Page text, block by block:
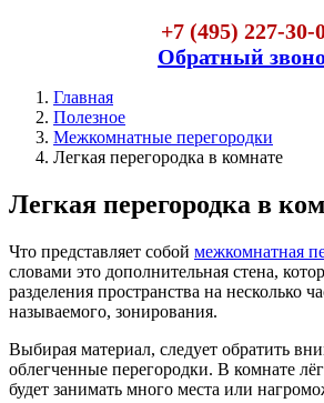
+7 (495) 227-30-
Обратный
Главная
Полезное
Межкомнатные перегородки
Легкая перегородка в комнате
Легкая перегородка в
Что представляет собой межкомнатная
словами это дополнительная стена,
разделения пространства на несколько
называемого, зонирования.
Выбирая материал, следует обратить
облегченные перегородки. В комнате
будет занимать много места или